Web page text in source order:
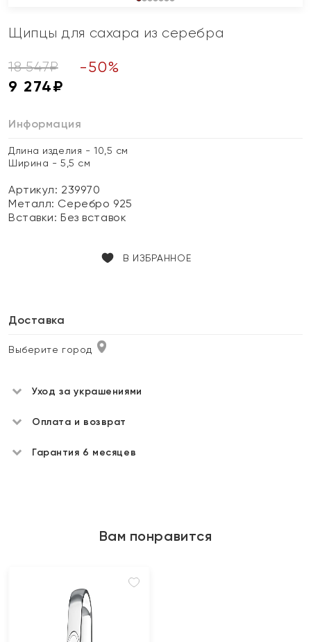
Щипцы для сахара из серебра
18 547₽ -50%
9 274₽
Информация
Длина изделия - 10,5 см
Ширина - 5,5 см
Артикул: 239970
Металл: Серебро 925
Вставки:Без вставок
В ИЗБРАННОЕ
Доставка
Выберите город
Уход за украшениями
Оплата и возврат
Гарантия 6 месяцев
Вам понравится